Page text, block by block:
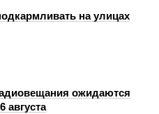
на улицах
ожидаются
августа